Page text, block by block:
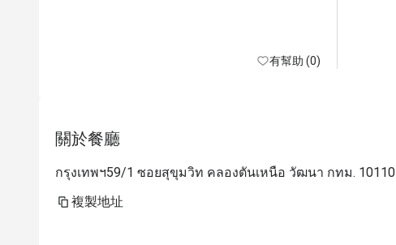
有幫助 (0)
關於餐廳
กรุงเทพฯ59/1 ซอยสุขุมวิท คลองตันเหนือ วัฒนา กทม. 10110
複製地址